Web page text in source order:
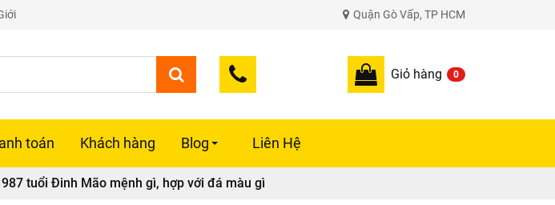
Quận Gò Vấp, TP HCM
Giỏ hàng 0
toán Khách hàng Blog Liên Hệ
tuổi Đinh Mão mệnh gì, hợp với đá màu gì